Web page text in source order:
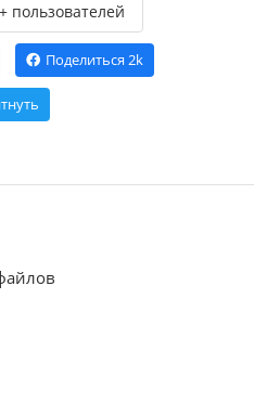
пользователей
Поделиться 2k